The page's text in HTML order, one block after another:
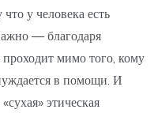
у человека есть
— благодаря
проходит мимо того, кому
в помощи. И
этическая